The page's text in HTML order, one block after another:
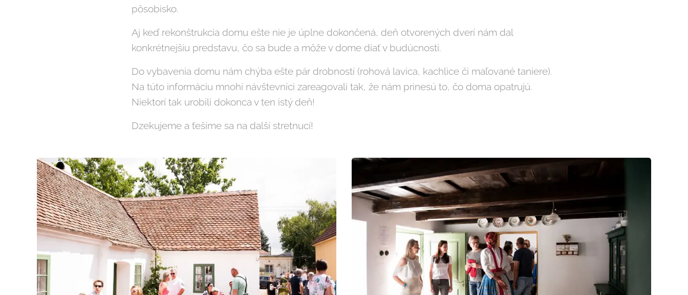
pôsobisko.
Aj keď rekonštrukcia domu ešte nie je úplne dokončená, deň otvorených dverí nám dal
konkrétnejšiu predstavu, čo sa bude a môže v dome diať v budúcnosti.
Do vybavenia domu nám chýba ešte pár drobností (rohová lavica, kachlice či maľované taniere).
Na túto informáciu mnohí návštevníci zareagovali tak, že nám prinesú to, čo doma opatrujú.
Niektorí tak urobili dokonca v ten istý deň!
Dzekujeme a ťešíme sa na další stretnucí!